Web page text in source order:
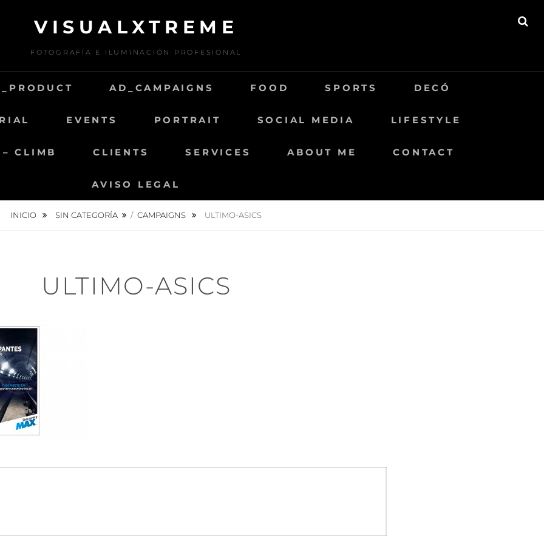
VISUALXTREME
FOTOGRAFÍA E ILUMINACIÓN PROFESIONAL
AD_CAMPAIGNS FOOD SPORTS DECÓ
EVENTS PORTRAIT SOCIAL MEDIA LIFESTYLE
CLIMB CLIENTS SERVICES ABOUT ME CONTACT
AVISO LEGAL
INICIO SIN CATEGORÍA / CAMPAIGNS ULTIMO-ASICS
ULTIMO-ASICS